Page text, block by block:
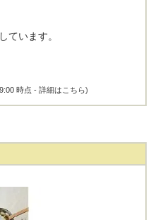
ています。
時点 -詳細はこちら)